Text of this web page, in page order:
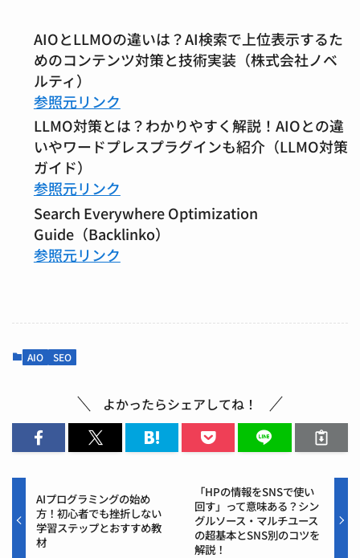
AIOとLLMOの違いは？AI検索で上位表示するた
めのコンテンツ対策と技術実装（株式会社ノベ
ルティ）
参照元リンク
LLMO対策とは？わかりやすく解説！AIOとの違
いやワードプレスプラグインも紹介（LLMO対策
ガイド）
参照元リンク
Search Everywhere Optimization
Guide（Backlinko）
参照元リンク
AIO SEO
よかったらシェアしてね！
AIプログラミングの始め
方！初心者でも挫折しない
学習ステップとおすすめ教
材
「HPの情報をSNSで使い
回す」って意味ある？シン
グルソース・マルチユース
の超基本とSNS別のコツを
解説！